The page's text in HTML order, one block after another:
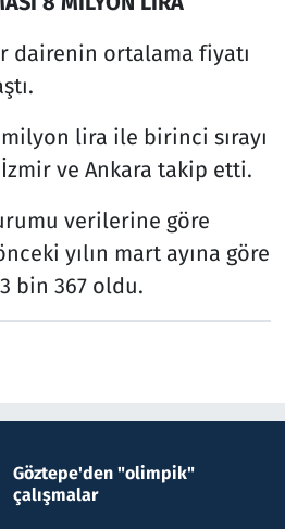
dairenin ortalama fiyatı
lira ile birinci sırayı
ve Ankara takip etti.
verilerine göre
yılın mart ayına göre
bin 367 oldu.
Göztepe'den "olimpik"
çalışmalar